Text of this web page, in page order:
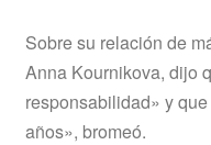
Sobre su relación de
Anna Kournikova, dijo
responsabilidad» y
años», bromeó.